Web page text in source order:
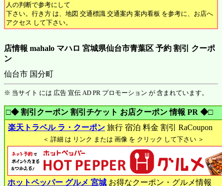
人の判断で参考にして
下さい。行き方 は、地図 交通標識 交通案内 案内看板 を参考に、お店へ
アクセス して下さい。
店情報 mahalo マハロ 宮城県仙台市青葉区 予約 割引 クーポ
ン
仙台市 国分町
※ 当サイト には 広告 宣伝 AD PR プロモーション が 含まれています。
□◆ 割引クーポン 割引チケット お店クーポン 情報 PR ◆□
楽天トラベル ラ・クーポン 旅行 宿泊 料金 割引 RaCoupon
＜ 詳細 は リンク または 画像 を クリック して下さい ＞
ホットペッパー グルメ 宮城 お得なクーポン・グルメ情報